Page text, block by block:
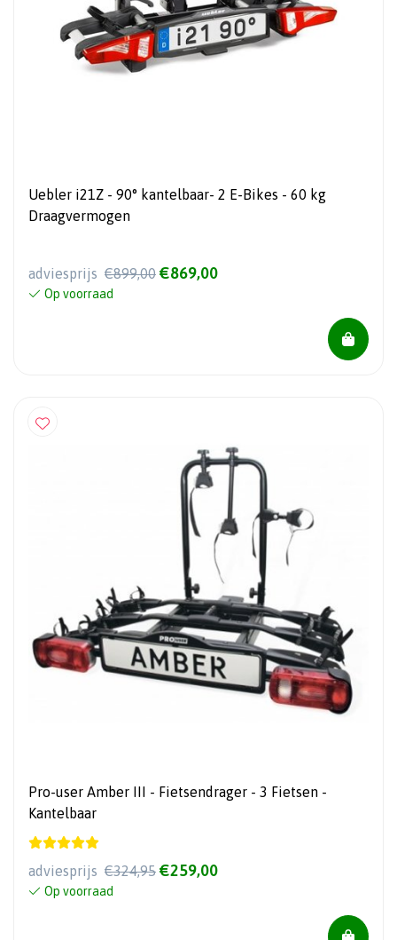
Uebler i21Z - 90° kantelbaar- 2 E-Bikes - 60 kg
Draagvermogen
adviesprijs €899,00 €869,00
Op voorraad
Pro-user Amber III - Fietsendrager - 3 Fietsen -
Kantelbaar
adviesprijs €324,95 €259,00
Op voorraad